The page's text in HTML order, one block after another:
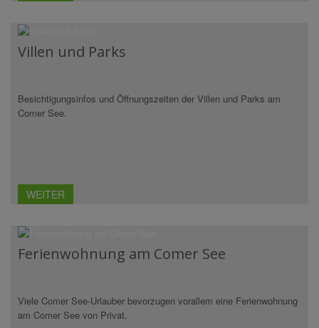
Villen und Parks
Besichtigungsinfos und Öffnungszeiten der Villen und Parks am
Comer See.
WEITER
Ferienwohnung am Comer See
Viele Comer See-Urlauber bevorzugen vorallem eine Ferienwohnung
am Comer See von Privat.